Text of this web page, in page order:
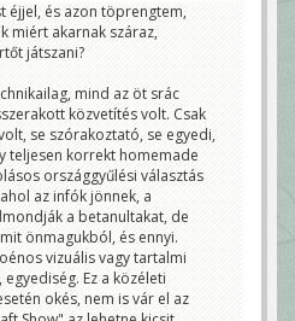
éjjel, és azon töprengtem,
miért akarnak száraz,
játszani?
mind az öt srác
közvetítés volt. Csak
se szórakoztató, se egyedi,
teljesen korrekt homemade
országgyűlési választás
az infók jönnek, a
a betanultakat, de
önmagukból, és ennyi.
vizuális vagy tartalmi
Ez a közéleti
okés, nem is vár el az